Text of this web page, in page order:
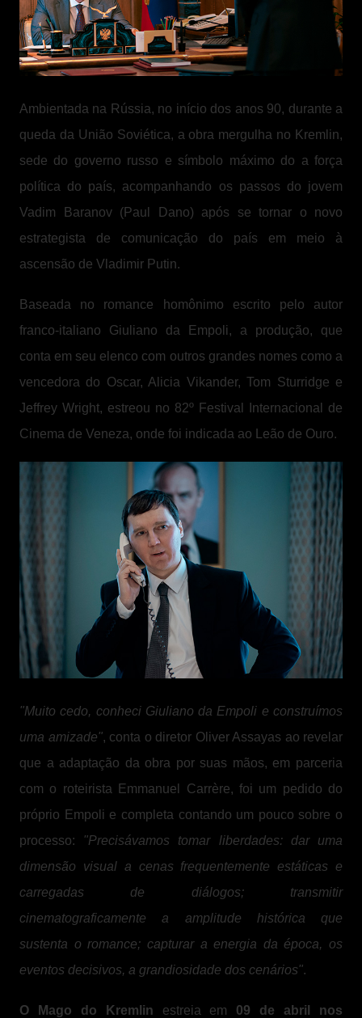
Ambientada na Rússia, no início dos anos 90, durante a
queda da União Soviética, a obra mergulha no Kremlin,
sede do governo russo e símbolo máximo do a força
política do país, acompanhando os passos do jovem
Vadim Baranov (Paul Dano) após se tornar o novo
estrategista de comunicação do país em meio à
ascensão de Vladimir Putin.
Baseada no romance homônimo escrito pelo autor
franco-italiano Giuliano da Empoli, a produção, que
conta em seu elenco com outros grandes nomes como a
vencedora do Oscar, Alicia Vikander, Tom Sturridge e
Jeffrey Wright, estreou no 82º Festival Internacional de
Cinema de Veneza, onde foi indicada ao Leão de Ouro.
"Muito cedo, conheci Giuliano da Empoli e construímos
uma amizade", conta o diretor Oliver Assayas ao revelar
que a adaptação da obra por suas mãos, em parceria
com o roteirista Emmanuel Carrère, foi um pedido do
próprio Empoli e completa contando um pouco sobre o
processo:
"Precisávamos tomar liberdades: dar uma
dimensão visual a cenas frequentemente estáticas e
carregadas de diálogos; transmitir
cinematograficamente a amplitude histórica que
sustenta o romance; capturar a energia da época, os
eventos decisivos, a grandiosidade dos cenários".
O Mago do Kremlin estreia em 09 de abril nos